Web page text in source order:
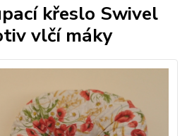
křeslo Swivel
vlčí máky